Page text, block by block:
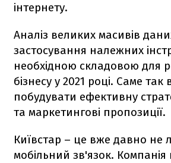
інтернету.
Аналіз великих масивів
застосування належних
необхідною складовою для
бізнесу у 2021 році. Саме
побудувати ефективну
та маркетингові пропозиції.
Київстар – це вже давно не
мобільний зв'язок.